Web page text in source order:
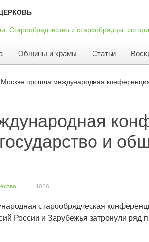
Общины и храмы Статьи
прошла международная
и
4026
старообрядческая
России и Зарубежья затронули ряд